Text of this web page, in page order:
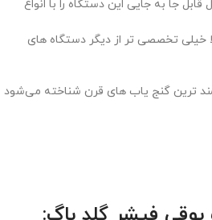
جا به جایی این دستگاه را با انواع
خیلی تخصصی تر از دیگر دستگاه های
ترین گنج یاب های قرن شناخته می‌شود